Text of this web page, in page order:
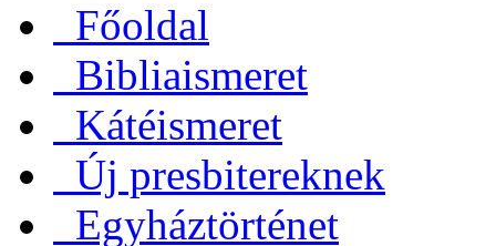
Főoldal
Bibliaismeret
Kátéismeret
Új presbitereknek
Egyháztörténet